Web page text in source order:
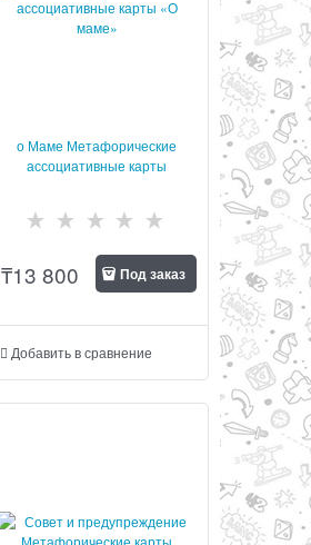
о Маме Метафорические
ассоциативные карты
₸13 800 Под заказ
Добавить в сравнение